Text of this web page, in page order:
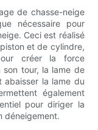
de chasse-neige
nécessaire pour
Ceci est réalisé
et de cylindre,
créer la force
tour, la lame de
abaisser la lame du
également
pour diriger la
déneigement.